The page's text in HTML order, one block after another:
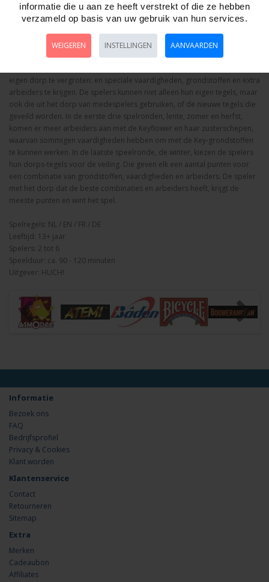
Omschrijving Foto hoge resolutie Details
Keyflower bordspel, Huch
Bij Keyflower begint elke speler met een thuis-tegel en zomaar een stel
eigen dorp te vergroten: en speciale vaardigheden, grondstoffen en extra
arbeiders te krijgen. De spelers kunnen niet alleen hun eigen tegels, maar
ook die uit het dorp van medespelers gebruiken, of de nieuwe tegels die
geveild worden. In de eerste drie spelronden, lente, zomer en herfst,
komen er meer arbeiders aan met de Keyflower en haar zusterschepen,
waarvan sommigen vaardigheden hebben om met de Key-grondstoffen
te kunnen werken. In de laatste speelronde, de winter, kiezen de spelers
hun dorps-tegels voor de veiling. Die geven elk een aantal punten voor
een combinatie van grondstoffen, vaardigheden en arbeiders. De speler
met het dorp dat de beste combinaties en arbeiders heeft, krijgt de
meeste punten en wint het spel.
Spelregels: NL / EN / FR / DE
Leeftijd: 13+ jaar
Spelers: 2 tot 6
Speelduur: ca. 90 - 120 minuten
Uitgever: HUCH!
Informatie
Bezoek ons
FAQ
Bedrijfsprofiel
Privacy & Cookies
Klant worden
Klantenservice
Contact
Retourneren
Sitemap
Extra
Merken
Cadeaubon
Affiliates
informatie die u aan ze heeft verstrekt of die ze hebben
verzameld op basis van uw gebruik van hun services.
WEIGEREN INSTELLINGEN AANVAARDEN